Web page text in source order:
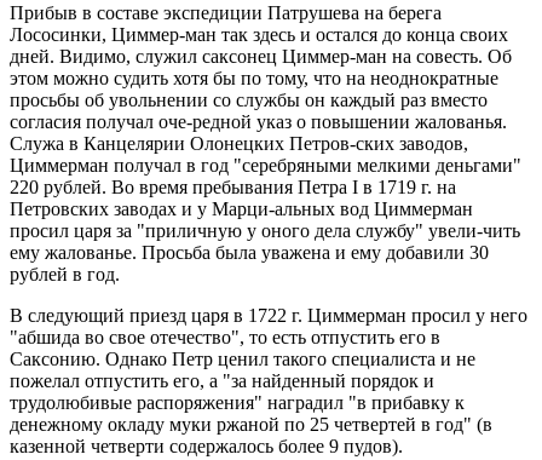
Прибыв в составе экспедиции Патрушева на берега
Лососинки, Циммер-ман так здесь и остался до конца своих
дней. Видимо, служил саксонец Циммер-ман на совесть. Об
этом можно судить хотя бы по тому, что на неоднократные
просьбы об увольнении со службы он каждый раз вместо
согласия получал оче-редной указ о повышении жалованья.
Служа в Канцелярии Олонецких Петров-ских заводов,
Циммерман получал в год "серебряными мелкими деньгами"
220 рублей. Во время пребывания Петра I в 1719 г. на
Петровских заводах и у Марци-альных вод Циммерман
просил царя за "приличную у оного дела службу" увели-чить
ему жалованье. Просьба была уважена и ему добавили 30
рублей в год.
В следующий приезд царя в 1722 г. Циммерман просил у него
"абшида во свое отечество", то есть отпустить его в
Саксонию. Однако Петр ценил такого специалиста и не
пожелал отпустить его, а "за найденный порядок и
трудолюбивые распоряжения" наградил "в прибавку к
денежному окладу муки ржаной по 25 четвертей в год" (в
казенной четверти содержалось более 9 пудов).